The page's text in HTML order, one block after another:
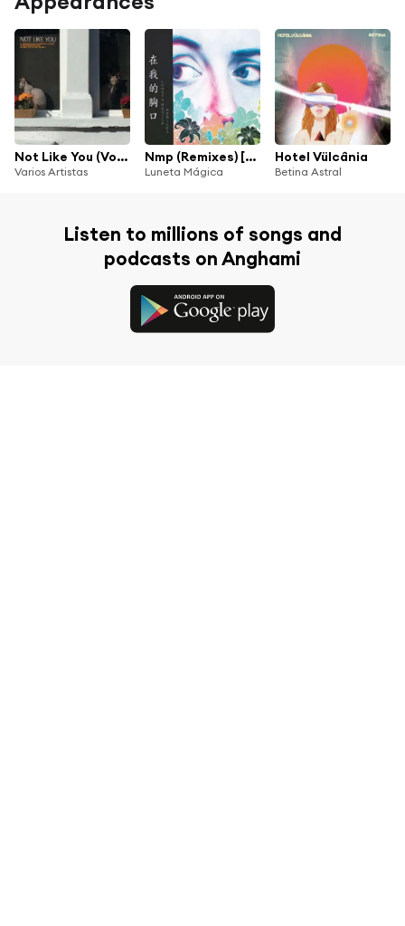
Not Like You (Volume 1: Gotta Love Yourself: Midsummer Madness Celebrates Itself)
Varios Artistas
Nmp (Remixes) [feat. Supercordas, Sergio Pickles, Hoping To Collide With, Moyses Vaka, Mazzitelli, Jonas Sá, Reptiles, Capela, Supercolisor, Bike & Bruno Prestes]
Luneta Mágica
Hotel Vülcânia
Betina Astral
Listen to millions of songs and
podcasts on Anghami